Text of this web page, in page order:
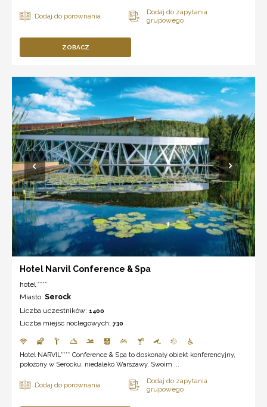
ZOBACZ
Hotel Narvil Conference & Spa
hotel ****
Miasto: Serock
Liczba uczestników: 1400
Liczba miejsc noclegowych: 730
Hotel NARVIL**** Conference & Spa to doskonały obiekt konferencyjny,
położony w Serocku, niedaleko Warszawy. Swoim ...